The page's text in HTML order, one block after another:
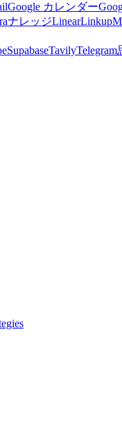
Google カレンダー
ナレッジLinearLinkup
SupabaseTavilyTelegram